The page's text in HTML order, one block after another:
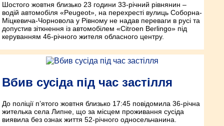
Шостого жовтня близько 23 години 33-річний рівнянин –
водій автомобіля «Peugeot», на перехресті вулиць Соборна-
Міцкевича-Чорновола у Рівному не надав переваги в русі та
допустив зіткнення із автомобілем «Сіtroen Berlingo» під
керуванням 46-річного жителя обласного центру.
Вбив сусіда під час застілля
До поліції п’ятого жовтня близько 17:45 повідомила 36-річна
жителька села Липне, що за місцем проживання сусіда
виявила без ознак життя 52-річного односельчанина.